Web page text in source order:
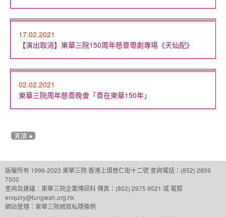
17.02.2021
【演出取消】東華三院150周年慈善粵劇專場《天仙配》
02.02.2021
東華三院周年慈善晚會「善在東華150年」
版權所有 1996-2023 東華三院香港上環普仁街十二號查詢電話：(852) 2859
7500
查詢及建議： 東華三院企業傳訊科傳真：(852) 2975 9521 或 電郵
enquiry@tungwah.org.hk
網站管理： 東華三院網頁私隱條例